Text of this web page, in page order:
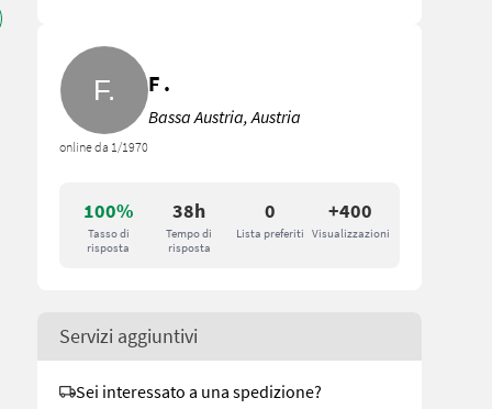
100%
Tasso di
risposta
38h
Tempo di
risposta
0
Lista preferiti
+400
Visualizzazioni
online da 1/1970
F .
Bassa Austria, Austria
Servizi aggiuntivi
Sei interessato a una spedizione?